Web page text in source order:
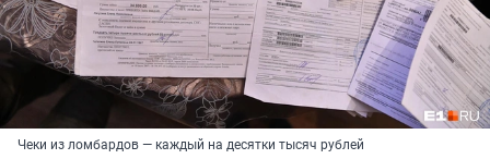
Чеки из ломбардов — каждый на десятки тысяч рублей